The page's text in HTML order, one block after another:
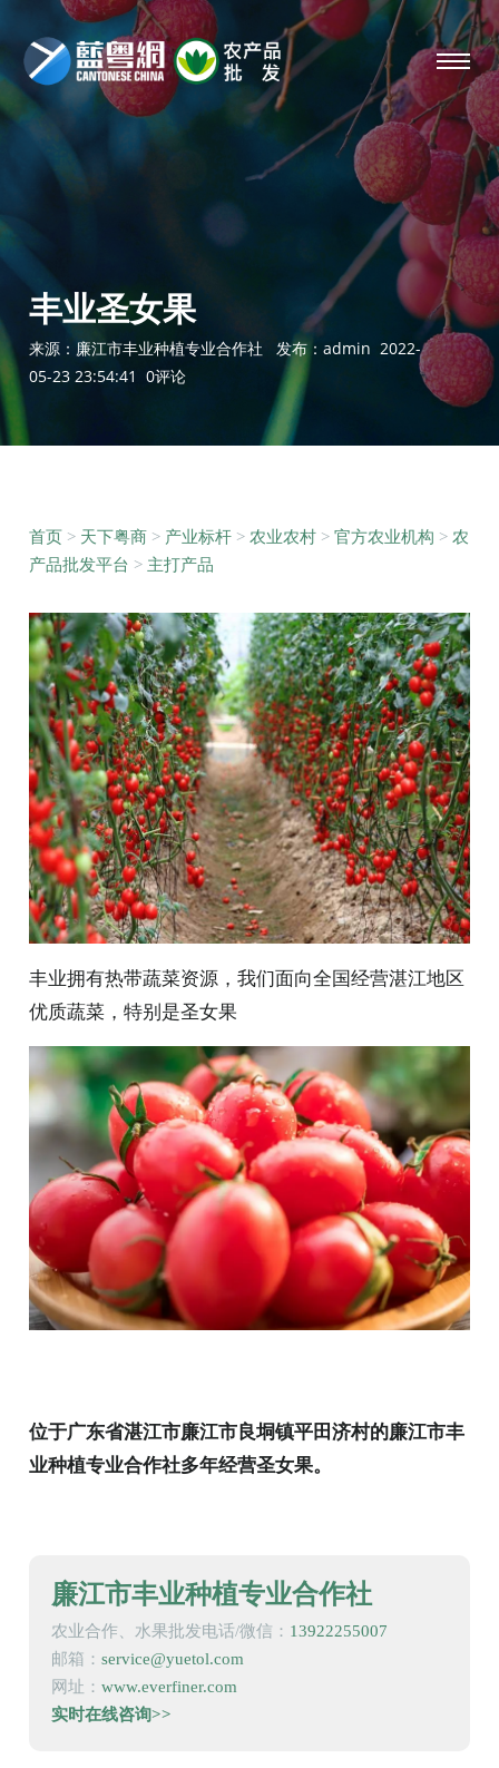
丰业圣女果
来源： 廉江市丰业种植专业合作社 发布：admin 2022-
05-23 23:54:41 0评论
首页 > 天下粤商 > 产业标杆 > 农业农村 >官方农业机构 > 农
产品批发平台 > 主打产品
丰业拥有热带蔬菜资源，我们面向全国经营湛江地区
优质蔬菜，特别是圣女果
位于广东省湛江市廉江市良垌镇平田济村的廉江市丰
业种植专业合作社多年经营圣女果。
廉江市丰业种植专业合作社
农业合作、水果批发电话/微信： 13922255007
邮箱：service@yuetol.com
网址：www.everfiner.com
实时在线咨询>>